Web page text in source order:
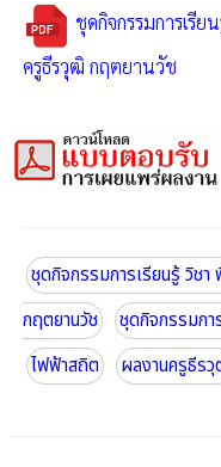
ชุดกิจกรรมการเรี
ครูธีรวุฒิ กฤตยานวัช
ชุดกิจกรรมการเรียนรู้ วิช
กฤตยานวัช
ชุดกิจกรรมกา
ไฟฟ้าสถิต
ผลงานครูธีร